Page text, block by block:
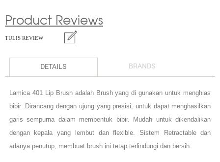
Product Reviews
TULIS REVIEW
DETAILS BRANDS
Lamica 401 Lip Brush adalah Brush yang di gunakan untuk menghias
bibir .Dirancang dengan ujung yang presisi, untuk dapat menghasilkan
garis sempurna dalam membentuk bibir. Mudah untuk dikendalikan
dengan kepala yang lembut dan flexible. Sistem Retractable dan
adanya penutup, membuat brush ini tetap terlindungi dan bersih.